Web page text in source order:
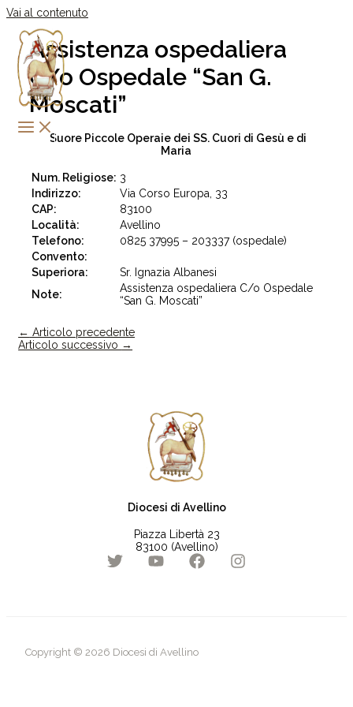
Vai al contenuto
Assistenza ospedaliera
C/o Ospedale “San G.
Moscati”
Suore Piccole Operaie dei SS. Cuori di Gesù e di
Maria
Num. Religiose: 3
Indirizzo:
Via Corso Europa, 33
CAP:
83100
Località:
Avellino
Telefono:
0825 37995 – 203337 (ospedale)
Convento:
Superiora:
Sr. Ignazia Albanesi
Note:
Assistenza ospedaliera C/o Ospedale
“San G. Moscati”
← Articolo precedente
Articolo successivo →
Diocesi di Avellino
Piazza Libertà 23
83100 (Avellino)
Copyright © 2026 Diocesi di Avellino